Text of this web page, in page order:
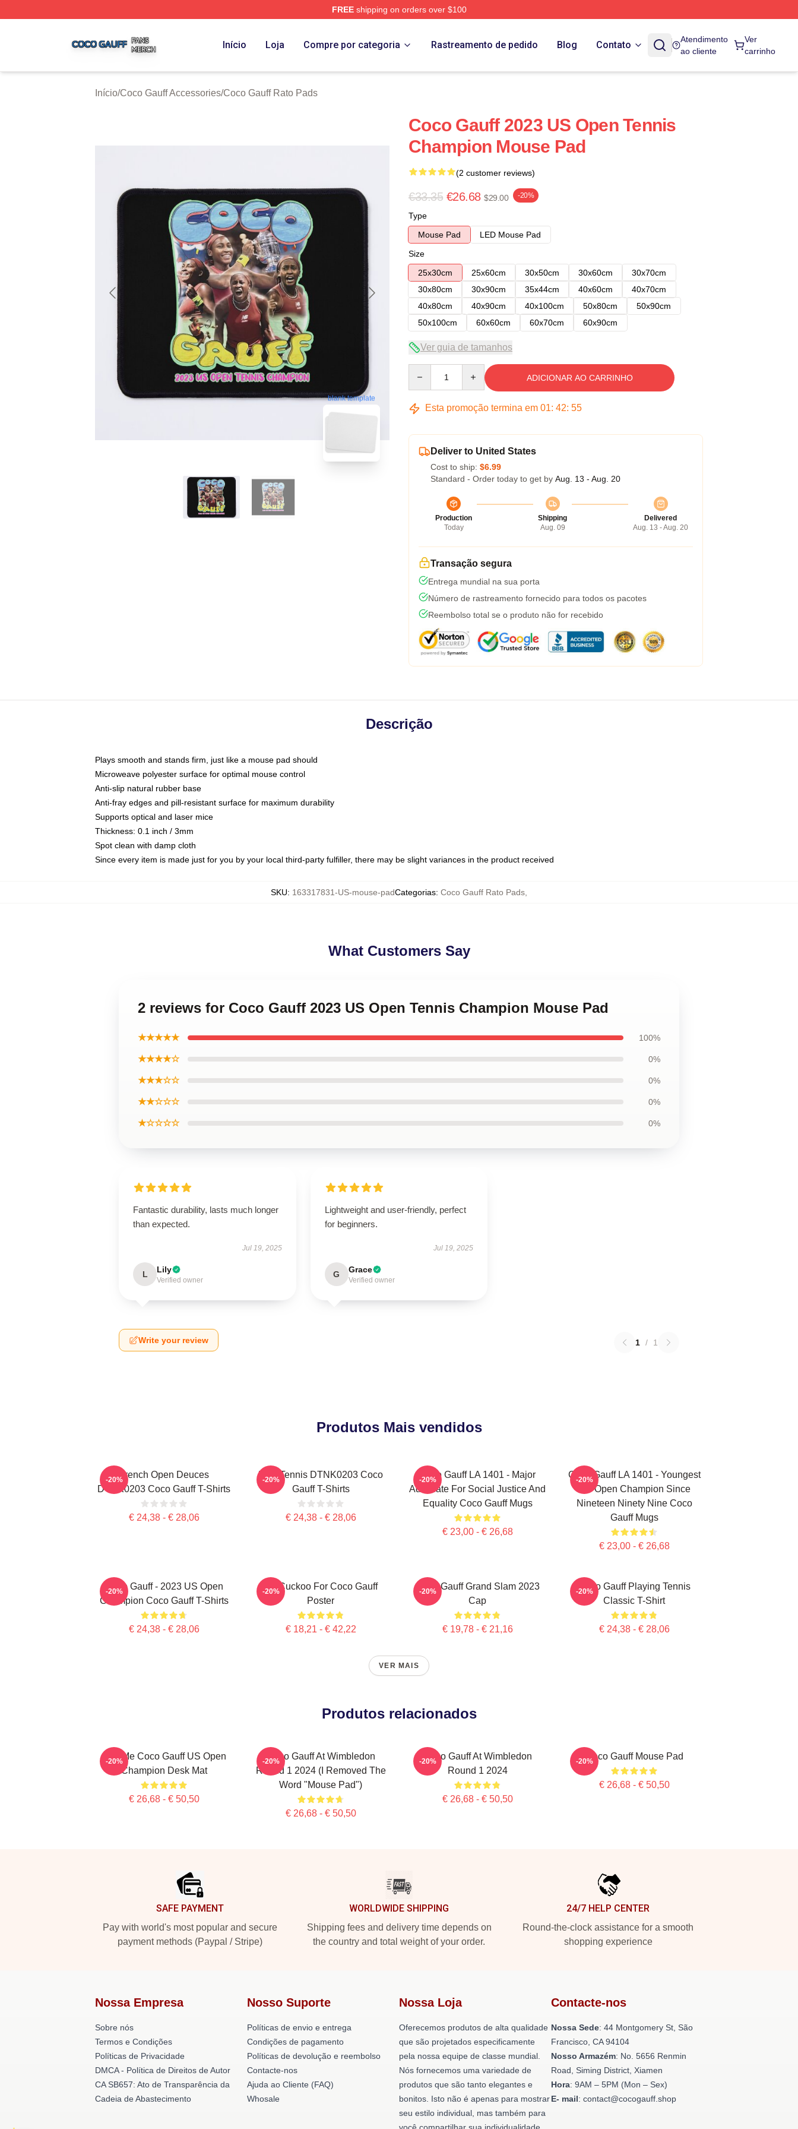
FREEshipping on orders over $100
Início Loja Compre por categoria Rastreamento de pedido Blog Contato
Atendimento
ao cliente
Ver
carrinho
Início/Coco Gauff Accessories/Coco Gauff Rato Pads
blank template
Coco Gauff 2023 US Open Tennis
Champion Mouse Pad
(2 customer reviews)
€33.35 €26.68 $29.00 -20%
Type
Mouse Pad
LED Mouse Pad
Size
25x30cm
25x60cm 30x50cm 30x60cm
30x70cm
30x80cm
30x90cm 35x44cm 40x60cm
40x70cm
40x80cm
40x90cm 40x100cm 50x80cm
50x90cm
50x100cm
60x60cm 60x70cm 60x90cm
Ver guia de tamanhos
ADICIONAR AO CARRINHO
Esta promoção termina em 01: 42: 54
Deliver to United States
Cost to ship: $6.99
Standard - Order today to get by Aug. 13 - Aug. 20
Production
Today
Shipping
Aug. 09
Delivered
Aug. 13 - Aug. 20
Transação segura
Entrega mundial na sua porta
Número de rastreamento fornecido para todos os pacotes
Reembolso total se o produto não for recebido
Descrição
Plays smooth and stands firm, just like a mouse pad should
Microweave polyester surface for optimal mouse control
Anti-slip natural rubber base
Anti-fray edges and pill-resistant surface for maximum durability
Supports optical and laser mice
Thickness: 0.1 inch / 3mm
Spot clean with damp cloth
Since every item is made just for you by your local third-party fulfiller, there may be slight variances in the product received
SKU: 163317831-US-mouse-padCategorias: Coco Gauff Rato Pads
What Customers Say
2 reviews for Coco Gauff 2023 US Open Tennis Champion Mouse Pad
★★★★★ 100%
★★★★☆ 0%
★★★☆☆ 0%
★★☆☆☆ 0%
★☆☆☆☆ 0%
Fantastic durability, lasts much longer
than expected.
Jul 19, 2025
L Lily
Verified owner
Lightweight and user-friendly, perfect
for beginners.
Jul 19, 2025
G Grace
Verified owner
Write your review 1 / 1
Produtos Mais vendidos
French Open Deuces
DTNK0203 Coco Gauff T-Shirts
€ 24,38 - € 28,06
-20%
Play Tennis DTNK0203 Coco
Gauff T-Shirts
€ 24,38 - € 28,06
-20%
Coco Gauff LA 1401 - Major
Advocate For Social Justice And
Equality Coco Gauff Mugs
€ 23,00 - € 26,68
-20%
Coco Gauff LA 1401 - Youngest
US Open Champion Since
Nineteen Ninety Nine Coco
Gauff Mugs
€ 23,00 - € 26,68
-20%
Coco Gauff - 2023 US Open
Champion Coco Gauff T-Shirts
€ 24,38 - € 28,06
-20%
I'm Cuckoo For Coco Gauff
Poster
€ 18,21 - € 42,22
-20%
Coco Gauff Grand Slam 2023
Cap
€ 19,78 - € 21,16
-20%
Coco Gauff Playing Tennis
Classic T-Shirt
€ 24,38 - € 28,06
-20%
VER MAIS
Produtos relacionados
Call Me Coco Gauff US Open
Champion Desk Mat
€ 26,68 - € 50,50
-20%
Coco Gauff At Wimbledon
Round 1 2024 (I Removed The
Word "Mouse Pad")
€ 26,68 - € 50,50
-20%
Coco Gauff At Wimbledon
Round 1 2024
€ 26,68 - € 50,50
-20% Coco Gauff Mouse Pad
€ 26,68 - € 50,50
-20%
SAFE PAYMENT
Pay with world's most popular and secure
payment methods (Paypal / Stripe)
WORLDWIDE SHIPPING
Shipping fees and delivery time depends on
the country and total weight of your order.
24/7 HELP CENTER
Round-the-clock assistance for a smooth
shopping experience
Nossa Empresa
Sobre nós
Termos e Condições
Políticas de Privacidade
DMCA - Política de Direitos de Autor
CA SB657: Ato de Transparência da
Cadeia de Abastecimento
Nosso Suporte
Políticas de envio e entrega
Condições de pagamento
Políticas de devolução e reembolso
Contacte-nos
Ajuda ao Cliente (FAQ)
Whosale
Nossa Loja
Oferecemos produtos de alta qualidade
que são projetados especificamente
pela nossa equipe de classe mundial.
Nós fornecemos uma variedade de
produtos que são tanto elegantes e
bonitos. Isto não é apenas para mostrar
seu estilo individual, mas também para
Contacte-nos
Nossa Sede: 44 Montgomery St, São
Francisco, CA 94104
Nosso Armazém: No. 5656 Renmin
Road, Siming District, Xiamen
Hora: 9AM – 5PM (Mon – Sex)
E- mail: contact@cocogauff.shop